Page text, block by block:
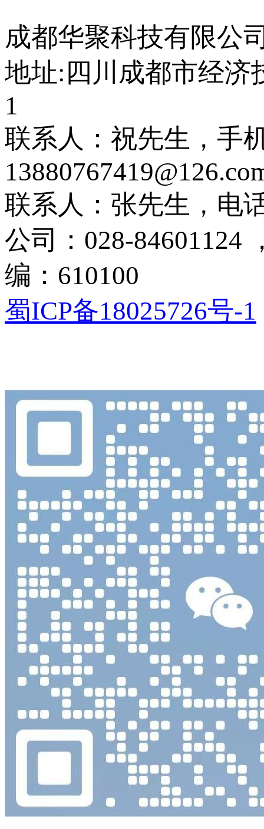
成都华聚科技有限公
地址:四川成都市经济
1
联系人：祝先生，手
联系人：张先生，电
公司：028-84601124
编：610100
蜀ICP备18025726号-1